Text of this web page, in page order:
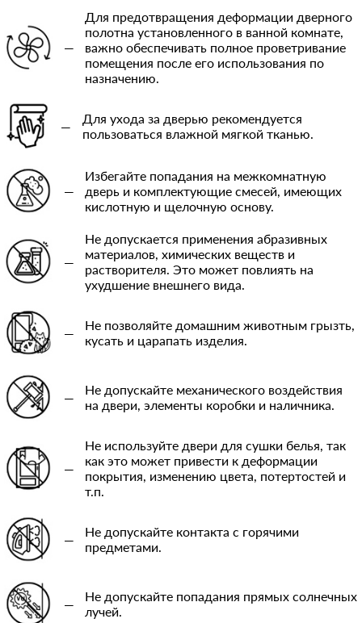
—
Для предотвращения деформации дверного
полотна установленного в ванной комнате,
важно обеспечивать полное проветривание
помещения после его использования по
назначению.
—
Для ухода за дверью рекомендуется
пользоваться влажной мягкой тканью.
—
Избегайте попадания на межкомнатную
дверь и комплектующие смесей, имеющих
кислотную и щелочную основу.
—
Не допускается применения абразивных
материалов, химических веществ и
растворителя. Это может повлиять на
ухудшение внешнего вида.
—
Не позволяйте домашним животным грызть,
кусать и царапать изделия.
—
Не допускайте механического воздействия
на двери, элементы коробки и наличника.
—
Не используйте двери для сушки белья, так
как это может привести к деформации
покрытия, изменению цвета, потертостей и
т.п.
—
Не допускайте контакта с горячими
предметами.
—
Не допускайте попадания прямых солнечных
лучей.